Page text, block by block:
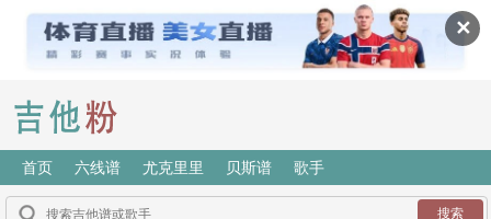
✕
首页 六线谱 尤克里里 贝斯谱 歌手